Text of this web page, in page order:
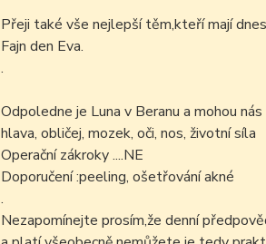
Přeji také vše nejlepší těm,kteří mají
Fajn den Eva.
.
Odpoledne je Luna v Beranu a mohou
hlava, obličej, mozek, oči, nos, životní síla
Operační zákroky ....NE
Doporučení :peeling, ošetřování akné
.
Nezapomínejte prosím,že denní